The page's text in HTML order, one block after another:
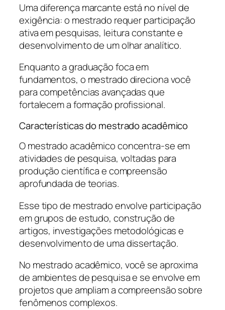
Uma diferença marcante está no nível de
exigência: o mestrado requer participação
ativa em pesquisas, leitura constante e
desenvolvimento de um olhar analítico.
Enquanto a graduação foca em
fundamentos, o mestrado direciona você
para competências avançadas que
fortalecem a formação profissional.
Características do mestrado acadêmico
O mestrado acadêmico concentra-se em
atividades de pesquisa, voltadas para
produção científica e compreensão
aprofundada de teorias.
Esse tipo de mestrado envolve participação
em grupos de estudo, construção de
artigos, investigações metodológicas e
desenvolvimento de uma dissertação.
No mestrado acadêmico, você se aproxima
de ambientes de pesquisa e se envolve em
projetos que ampliam a compreensão sobre
fenômenos complexos.